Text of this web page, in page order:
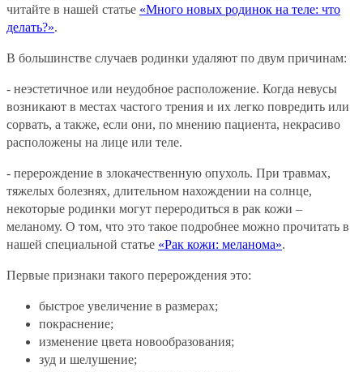
читайте в нашей статье «Много новых родинок на теле: что
делать?».
В большинстве случаев родинки удаляют по двум причинам:
- неэстетичное или неудобное расположение. Когда невусы
возникают в местах частого трения и их легко повредить или
сорвать, а также, если они, по мнению пациента, некрасиво
расположены на лице или теле.
- перерождение в злокачественную опухоль. При травмах,
тяжелых болезнях, длительном нахождении на солнце,
некоторые родинки могут переродиться в рак кожи –
меланому. О том, что это такое подробнее можно прочитать в
нашей специальной статье «Рак кожи: меланома».
Первые признаки такого перерождения это:
быстрое увеличение в размерах;
покраснение;
изменение цвета новообразования;
зуд и шелушение;